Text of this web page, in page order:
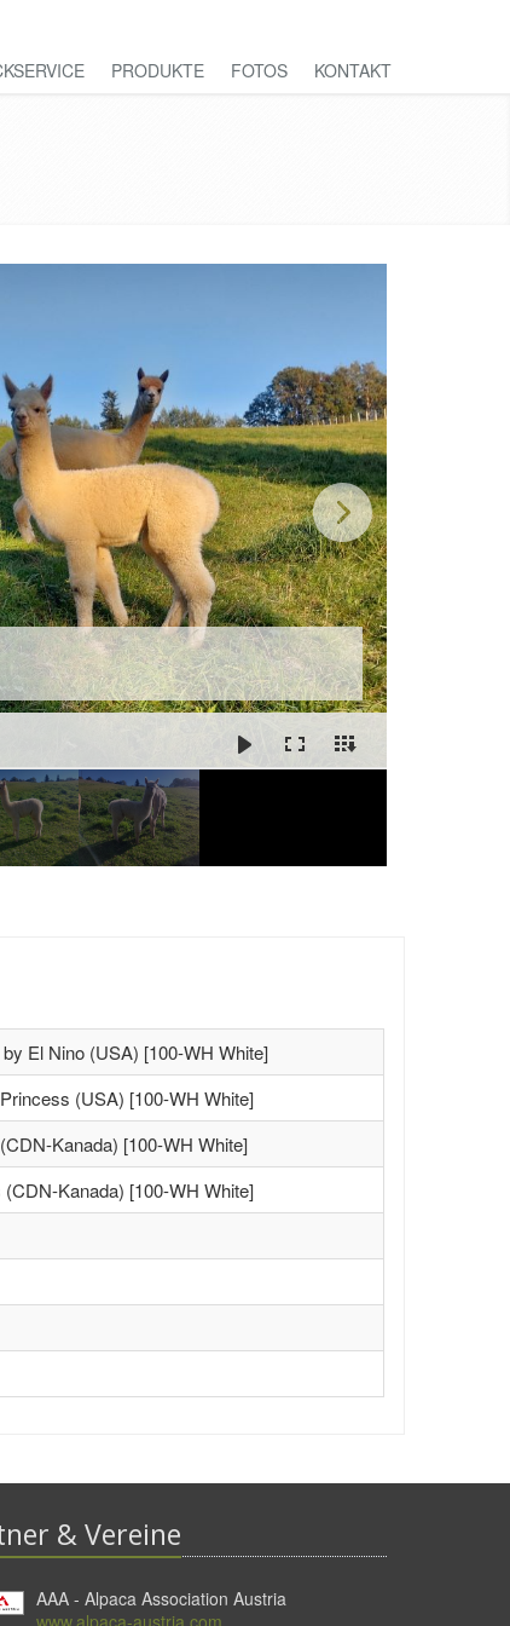
PRODUKTE FOTOS KONTAKT
El Nino (USA) [100-WH White]
(USA) [100-WH White]
Kanada) [100-WH White]
(CDN-Kanada) [100-WH White]
& Vereine
AAA - Alpaca Association Austria
www.alpaca-austria.com